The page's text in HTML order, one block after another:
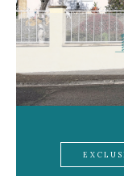
Surface